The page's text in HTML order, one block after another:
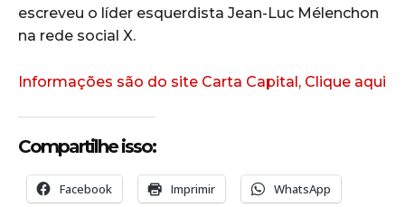
escreveu o líder esquerdista Jean-Luc Mélenchon
na rede social X.
Informações são do site Carta Capital, Clique aqui
Compartilhe isso:
Facebook Imprimir WhatsApp